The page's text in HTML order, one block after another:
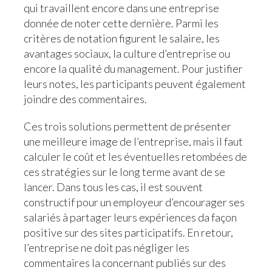
qui travaillent encore dans une entreprise
donnée de noter cette dernière. Parmi les
critères de notation figurent le salaire, les
avantages sociaux, la culture d’entreprise ou
encore la qualité du management. Pour justifier
leurs notes, les participants peuvent également
joindre des commentaires.
Ces trois solutions permettent de présenter
une meilleure image de l’entreprise, mais il faut
calculer le coût et les éventuelles retombées de
ces stratégies sur le long terme avant de se
lancer. Dans tous les cas, il est souvent
constructif pour un employeur d’encourager ses
salariés à partager leurs expériences da façon
positive sur des sites participatifs. En retour,
l’entreprise ne doit pas négliger les
commentaires la concernant publiés sur des